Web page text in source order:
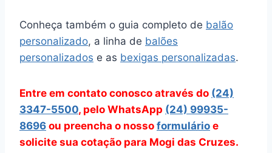
Conheça também o guia completo de balão
personalizado, a linha de balões
personalizados e as bexigas personalizadas.
Entre em contato conosco através do (24)
3347-5500, pelo WhatsApp (24) 99935-
8696 ou preencha o nosso formulário e
solicite sua cotação para Mogi das Cruzes.